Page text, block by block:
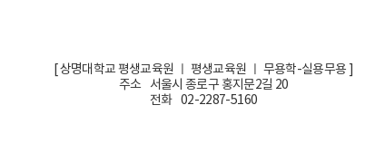
[ 상명대학교 평생교육원 ㅣ 평생교육원 ㅣ 무용학-실용무용 ]
주소 서울시 종로구 홍지문2길 20
전화 02-2287-5160